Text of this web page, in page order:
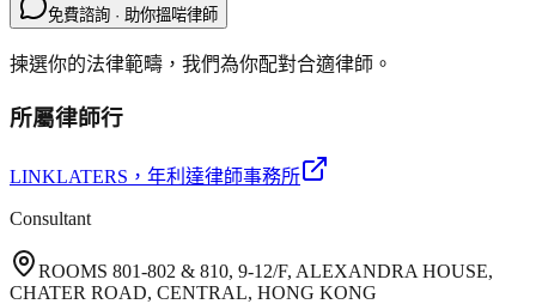
免費諮詢 · 助你搵啱律師
揀選你的法律範疇，我們為你配對合適律師。
所屬律師行
LINKLATERS ，年利達律師事務所
Consultant
ROOMS 801-802 & 810, 9-12/F, ALEXANDRA HOUSE,
CHATER ROAD, CENTRAL, HONG KONG